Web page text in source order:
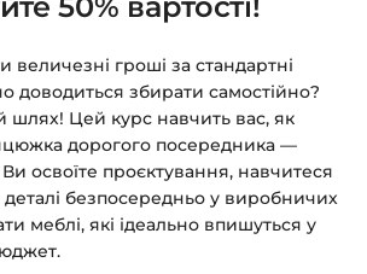
на курс прийде вам
без обмежень за часом.
оплату та безпеку — у довідці
наinfo@siluette.com.uaабо в
50% вартості!
величезні гроші за стандартні
доводиться збирати самостійно?
шлях! Цей курс навчить вас, як
дорогого посередника —
освоїте проєктування, навчитеся
деталі безпосередньо у виробничих
меблі, які ідеально впишуться у